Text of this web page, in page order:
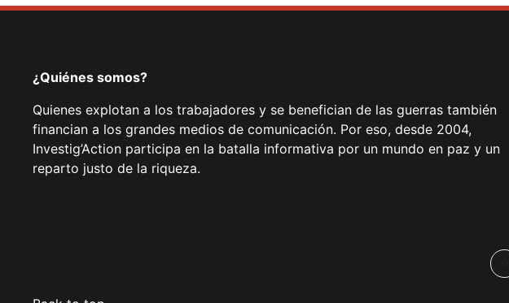
¿Quiénes somos?
Quienes explotan a los trabajadores y se benefician de las guerras también
financian a los grandes medios de comunicación. Por eso, desde 2004,
Investig’Action participa en la batalla informativa por un mundo en paz y un
reparto justo de la riqueza.